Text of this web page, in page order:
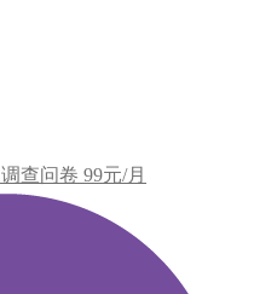
调查问卷 99元/月